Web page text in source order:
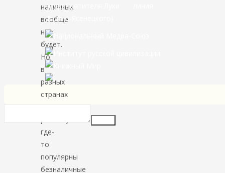
наличных
вообще
не
будет.
Но
в
разных
странах
где-
то
популярны
безналичные